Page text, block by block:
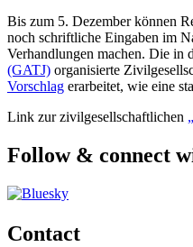
Bis zum 5. Dezember können
noch schriftliche Eingaben im
Verhandlungen machen. Die in
(GATJ) organisierte
Vorschlag erarbeitet, wie eine
Link zur zivilgesellschaftlichen
Follow & connect
Contact